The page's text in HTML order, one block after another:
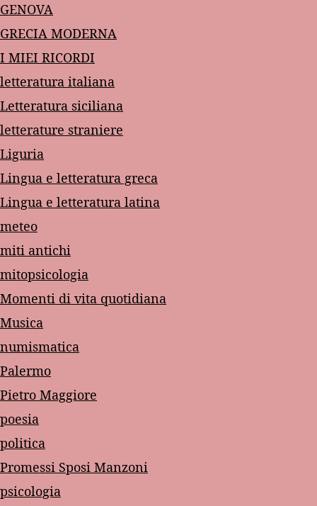
GENOVA
GRECIA MODERNA
I MIEI RICORDI
letteratura italiana
Letteratura siciliana
letterature straniere
Liguria
Lingua e letteratura greca
Lingua e letteratura latina
meteo
miti antichi
mitopsicologia
Momenti di vita quotidiana
Musica
numismatica
Palermo
Pietro Maggiore
poesia
politica
Promessi Sposi Manzoni
psicologia